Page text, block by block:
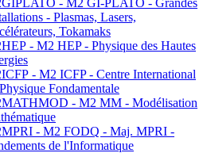
- M2 GI-PLATO - Grandes
- Plasmas, Lasers,
Tokamaks
- M2 HEP - Physique des Hautes
- M2 ICFP - Centre International
Fondamentale
- M2 MM - Modélisation
- M2 FODQ - Maj. MPRI -
de l'Informatique